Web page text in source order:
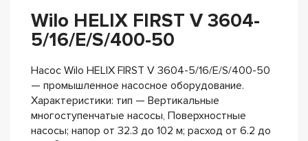
Wilo HELIX FIRST V 3604-
5/16/E/S/400-50
Насос Wilo HELIX FIRST V 3604-5/16/E/S/400-50
— промышленное насосное оборудование.
Характеристики: тип — Вертикальные
многоступенчатые насосы, Поверхностные
насосы; напор от 32.3 до 102 м; расход от 6.2 до